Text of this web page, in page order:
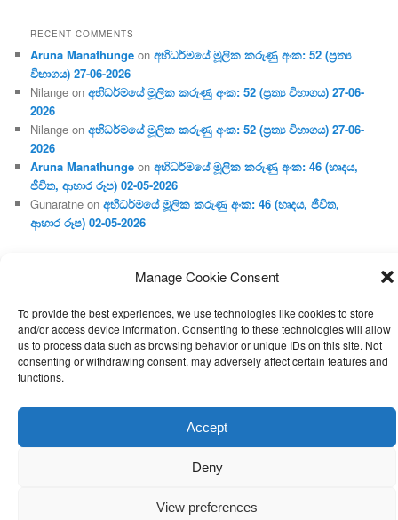
Manage Cookie Consent
To provide the best experiences, we use technologies like cookies to store
and/or access device information. Consenting to these technologies will allow
us to process data such as browsing behavior or unique IDs on this site. Not
consenting or withdrawing consent, may adversely affect certain features and
functions.
Accept
Deny
View preferences
RECENT COMMENTS
Aruna Manathunge onඅභිධර්මයේ මූලික කරුණු අංක: 52 (ප්‍ර‍ත්‍ය
විභාගය) 27-06-2026
Nilange onඅභිධර්මයේ මූලික කරුණු අංක: 52 (ප්‍ර‍ත්‍ය විභාගය) 27-06-
2026
Nilange onඅභිධර්මයේ මූලික කරුණු අංක: 52 (ප්‍ර‍ත්‍ය විභාගය) 27-06-
2026
Aruna Manathunge onඅභිධර්මයේ මූලික කරුණු අංක: 46 (හෘදය,
ජීවිත, ආහාර රූප) 02-05-2026
Gunaratne onඅභිධර්මයේ මූලික කරුණු අංක: 46 (හෘදය, ජීවිත,
ආහාර රූප) 02-05-2026
Proudly powered by WordPress